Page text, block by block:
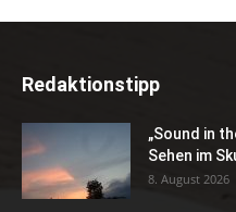
Redaktionstipp
„Sound in
Sehen im
8. August 2026